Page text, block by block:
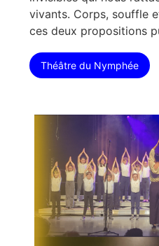
vivants. Corps, souffle
ces deux propositions
Théâtre du Nymphée